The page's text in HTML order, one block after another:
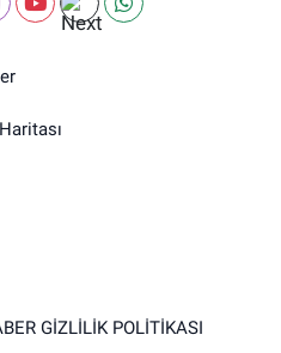
GİZLİLİK POLİTİKASI